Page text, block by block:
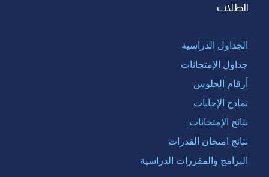
الطلاب
الجداول الدراسية
جداول الإمتحانات
أرقام الجلوس
نماذج الإجابات
نتائج الإمتحانات
نتائج امتحان القدرات
البرامج والمقررات الدراسية